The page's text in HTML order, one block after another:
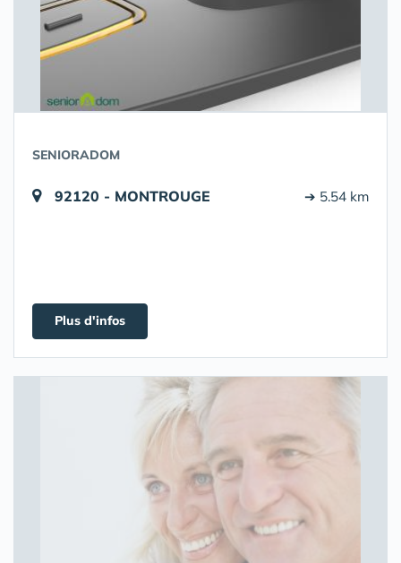
SENIORADOM
92120 - MONTROUGE ➔ 5.54 km
Plus d'infos